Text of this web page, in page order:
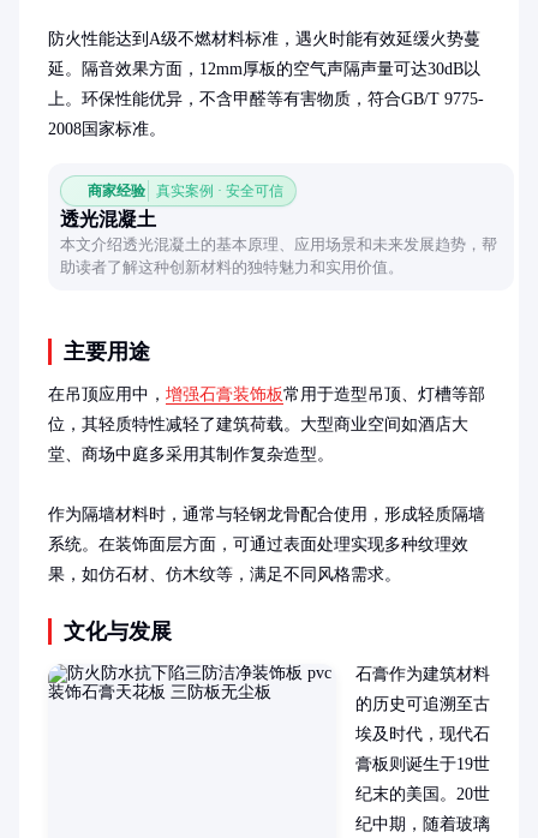
防火性能达到A级不燃材料标准，遇火时能有效延缓火势蔓
延。隔音效果方面，12mm厚板的空气声隔声量可达30dB以
上。环保性能优异，不含甲醛等有害物质，符合GB/T 9775-
2008国家标准。
商家经验 真实案例 · 安全可信
透光混凝土
本文介绍透光混凝土的基本原理、应用场景和未来发展趋势，帮
助读者了解这种创新材料的独特魅力和实用价值。
主要用途
在吊顶应用中， 增强石膏装饰板常用于造型吊顶、灯槽等部
位，其轻质特性减轻了建筑荷载。大型商业空间如酒店大
堂、商场中庭多采用其制作复杂造型。
作为隔墙材料时，通常与轻钢龙骨配合使用，形成轻质隔墙
系统。在装饰面层方面，可通过表面处理实现多种纹理效
果，如仿石材、仿木纹等，满足不同风格需求。
文化与发展
石膏作为建筑材料
的历史可追溯至古
埃及时代，现代石
膏板则诞生于19世
纪末的美国。20世
纪中期，随着玻璃